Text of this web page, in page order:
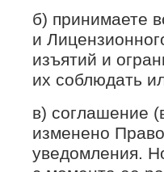
б) принимаете
и
изъятий и
их соблюдать
в) соглашение
изменено
уведомления.